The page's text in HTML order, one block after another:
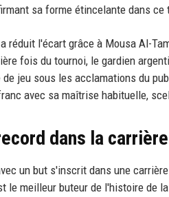
sa forme étincelante dans ce
réduit l'écart grâce à Mousa Al-
fois du tournoi, le gardien
jeu sous les acclamations du
avec sa maîtrise habituelle,
dans la
un but s'inscrit dans une
le meilleur buteur de l'histoire de